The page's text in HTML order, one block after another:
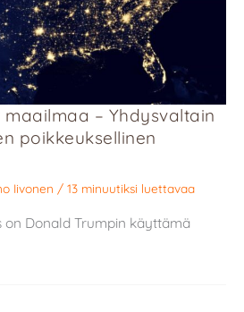
– Yhdysvaltain
poikkeuksellinen
Iivonen / 13 minuutiksi luettavaa
on Donald Trumpin käyttämä